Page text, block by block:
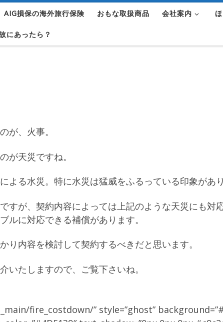
AIG損保の海外旅行保険 おもな取扱商品 会社案内
にあったら？
が、火事。
が天災ですね。
よる水災。特に水災は猛威をふるっている印象があり
すが、契約内容によっては上記のような天災にも対
ルに対応できる補償があります。
り内容を検討して契約するべきだと思います。
いたしますので、ご覧下さいね。
fire_costdown/” style=”ghost”